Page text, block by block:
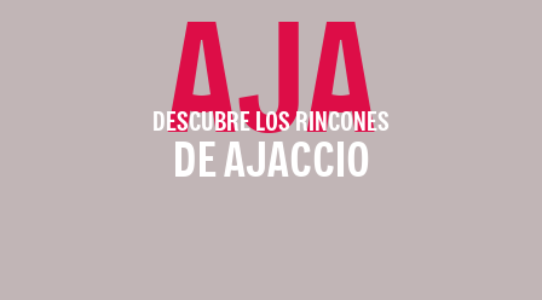
AJA
DESCUBRE LOS RINCONES
DE AJACCIO